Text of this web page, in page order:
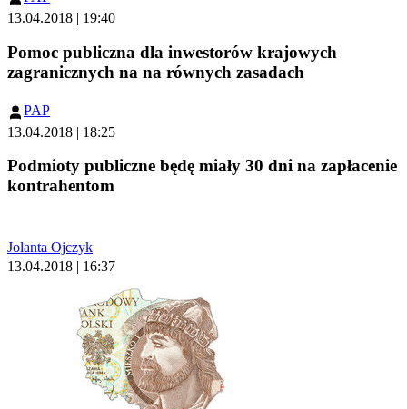
13.04.2018 | 19:40
Pomoc publiczna dla inwestorów krajowych
zagranicznych na na równych zasadach
PAP
13.04.2018 | 18:25
Podmioty publiczne będę miały 30 dni na zapłacenie
kontrahentom
Jolanta Ojczyk
13.04.2018 | 16:37